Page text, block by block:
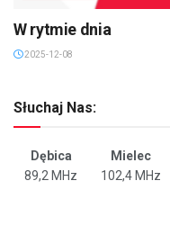
W rytmie dnia
2025-12-08
Słuchaj Nas:
Dębica Mielec
89,2 MHz
102,4 MHz